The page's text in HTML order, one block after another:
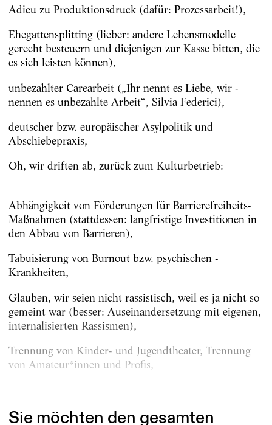
Adieu zu Produktionsdruck (dafür: Prozessarbeit!),
Ehegattensplitting (lieber: andere Lebensmodelle
gerecht besteuern und diejenigen zur Kasse bitten, die
es sich leisten können),
unbezahlter Carearbeit („Ihr nennt es Liebe, wir ­
nennen es unbezahlte Arbeit“, Silvia Federici),
deutscher bzw. europäischer Asylpolitik und
Abschiebepraxis,
Oh, wir driften ab, zurück zum Kulturbetrieb:
Abhängigkeit von Förderungen für Barriere­freiheits-
Maßnahmen (stattdessen: langfristige Investitionen in
den Abbau von Barrieren),
Tabuisierung von Burnout bzw. psychischen ­
Krankheiten,
Glauben, wir seien nicht rassistisch, weil es ja nicht so
gemeint war (besser: Auseinandersetzung mit eigenen,
internalisierten Rassismen),
Trennung von Kinder- und Jugendtheater, Trennung
von Amateur*innen und Profis,
Sie möchten den gesamten